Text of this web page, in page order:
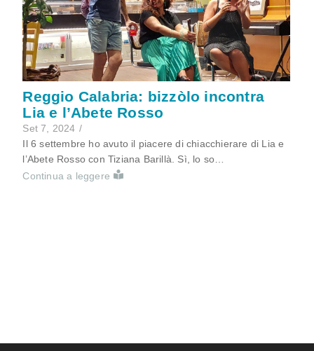
Reggio Calabria: bizzòlo incontra
Lia e l’Abete Rosso
Set 7, 2024 /
Il 6 settembre ho avuto il piacere di chiacchierare di Lia e
l’Abete Rosso con Tiziana Barillà. Sì, lo so…
Continua a leggere